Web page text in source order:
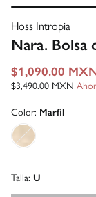
Hoss Intropia
Nara. Bolsa
$1,090.00
$3,490.00 MXN
Color: Marfil
Talla: U